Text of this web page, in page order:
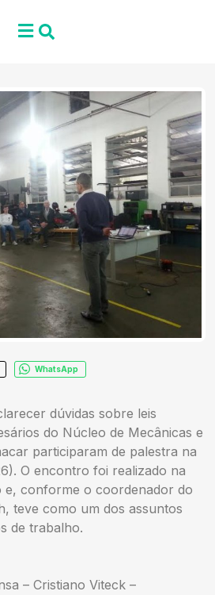
WhatsApp
dúvidas sobre leis
do Núcleo de Mecânicas e
participaram de palestra na
O encontro foi realizado na
e, conforme o coordenador do
teve como um dos assuntos
de trabalho.
– Cristiano Viteck –